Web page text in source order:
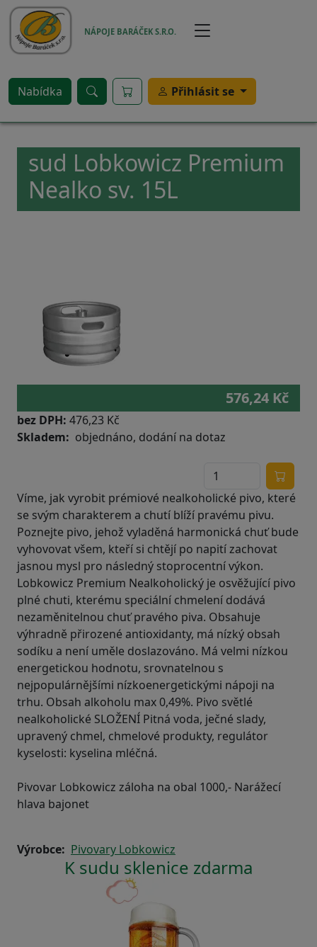
Přejít k hlavnímu obsahu
NÁPOJE BARÁČEK S.R.O.
Nabídka Přihlásit se
sud Lobkowicz Premium
Nealko sv. 15L
576,24 Kč
bez DPH: 476,23 Kč
Skladem
objednáno, dodání na dotaz
Víme, jak vyrobit prémiové nealkoholické pivo, které
se svým charakterem a chutí blíží pravému pivu.
Poznejte pivo, jehož vyladěná harmonická chuť bude
vyhovovat všem, kteří si chtějí po napití zachovat
jasnou mysl pro následný stoprocentní výkon.
Lobkowicz Premium Nealkoholický je osvěžující pivo
plné chuti, kterému speciální chmelení dodává
nezaměnitelnou chuť pravého piva. Obsahuje
výhradně přirozené antioxidanty, má nízký obsah
sodíku a není uměle doslazováno. Má velmi nízkou
energetickou hodnotu, srovnatelnou s
nejpopulárnějšími nízkoenergetickými nápoji na
trhu. Obsah alkoholu max 0,49%. Pivo světlé
nealkoholické SLOŽENÍ Pitná voda, ječné slady,
upravený chmel, chmelové produkty, regulátor
kyselosti: kyselina mléčná.
Pivovar Lobkowicz záloha na obal 1000,- Narážecí
hlava bajonet
Výrobce Pivovary Lobkowicz
K sudu sklenice zdarma